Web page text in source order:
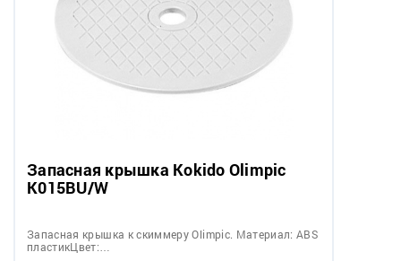
Запасная крышка Kokido Olimpic
K015BU/W
Запасная крышка к скиммеру Olimpic. Материал: ABS
пластикЦвет:…